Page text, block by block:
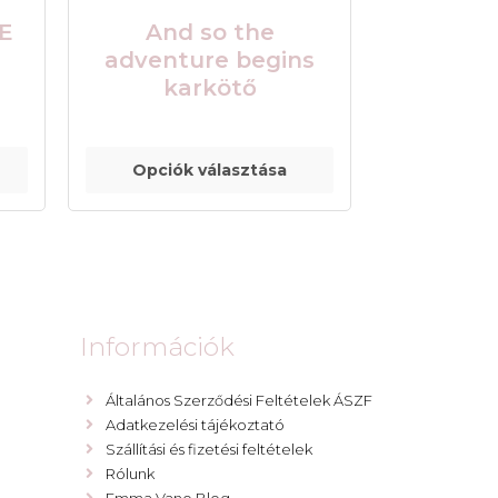
And so the
adventure begins
karkötő
Opciók választása
Információk
Általános Szerződési Feltételek ÁSZF
Adatkezelési tájékoztató
Szállítási és fizetési feltételek
Rólunk